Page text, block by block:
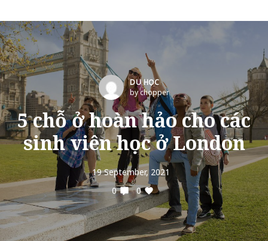
DU HỌC
by chopper
5 chỗ ở hoàn hảo cho các
sinh viên học ở London
19 September, 2021
0
0